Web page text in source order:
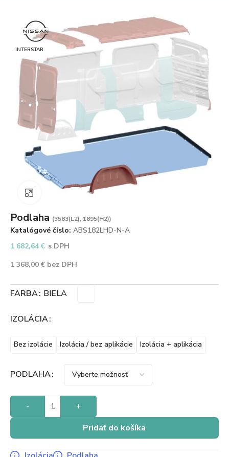
INTERSTAR
Zväčšiť obrázok
Podlaha (3583(L2), 1895(H2))
Katalógové číslo: ABS182LHD-N-A
1 682,64€ s DPH
1 368,00€ bez DPH
FARBA BIELA
IZOLÁCIA
Bez izolácie Izolácia / bez aplikácie Izolácia + aplikácia
PODLAHA
- +
Pridať do košíka